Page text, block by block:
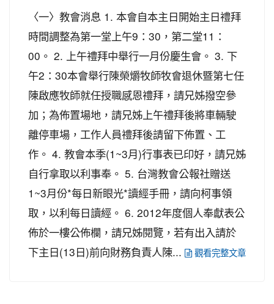
〈一〉教會消息 1. 本會自本主日開始主日禮拜
時間調整為第一堂上午9：30，第二堂11：
00。 2. 上午禮拜中舉行一月份慶生會。 3. 下
午2：30本會舉行陳榮爝牧師牧會退休暨第七任
陳啟應牧師就任授職感恩禮拜，請兄姊撥空參
加；為佈置場地，請兄姊上午禮拜後將車輛駛
離停車場，工作人員禮拜後請留下佈置、工
作。 4. 教會本季(1~3月)行事表已印好，請兄姊
自行拿取以利事奉。 5. 台灣教會公報社贈送
1~3月份*每日新眼光*讀經手冊，請向柯事領
取，以利每日讀經。 6. 2012年度個人奉獻表公
佈於一樓公佈欄，請兄姊閱覽，若有出入請於
下主日(13日)前向財務負責人陳...
觀看完整文章